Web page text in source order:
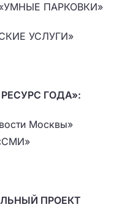
«УМНЫЕ ПАРКОВКИ»
УСЛУГИ»
ГОДА»:
Москвы»
ПРОЕКТ